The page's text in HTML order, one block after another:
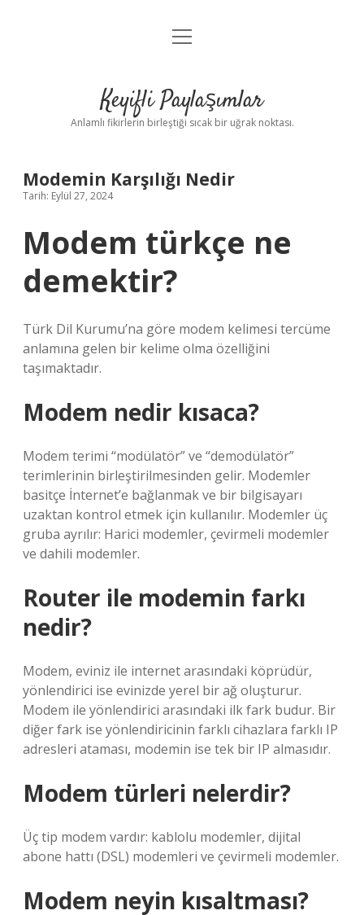
Anasayfa
Yasal Uyarı
menüyü
Keyifli Paylaşımlar
Anlamlı fikirlerin birleştiği sıcak bir uğrak noktası.
Modemin Karşılığı Nedir
Tarih: Eylül 27, 2024
Modem türkçe ne
demektir?
Türk Dil Kurumu’na göre modem kelimesi tercüme
anlamına gelen bir kelime olma özelliğini
taşımaktadır.
Modem nedir kısaca?
Modem terimi “modülatör” ve “demodülatör”
terimlerinin birleştirilmesinden gelir. Modemler
basitçe İnternet’e bağlanmak ve bir bilgisayarı
uzaktan kontrol etmek için kullanılır. Modemler üç
gruba ayrılır: Harici modemler, çevirmeli modemler
ve dahili modemler.
Router ile modemin farkı
nedir?
Modem, eviniz ile internet arasındaki köprüdür,
yönlendirici ise evinizde yerel bir ağ oluşturur.
Modem ile yönlendirici arasındaki ilk fark budur. Bir
diğer fark ise yönlendiricinin farklı cihazlara farklı IP
adresleri ataması, modemin ise tek bir IP almasıdır.
Modem türleri nelerdir?
Üç tip modem vardır: kablolu modemler, dijital
abone hattı (DSL) modemleri ve çevirmeli modemler.
Modem neyin kısaltması?